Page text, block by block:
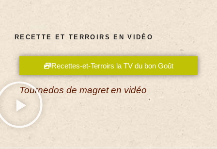
RECETTE ET TERROIRS EN VIDÉO
Recettes-et-Terroirs la TV du bon Goût
Tournedos de magret en vidéo